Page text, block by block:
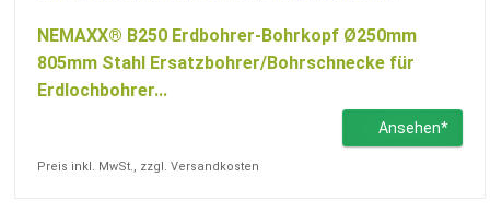
NEMAXX® B250 Erdbohrer-Bohrkopf Ø250mm
805mm Stahl Ersatzbohrer/Bohrschnecke für
Erdlochbohrer...
Ansehen*
Preis inkl. MwSt., zzgl. Versandkosten